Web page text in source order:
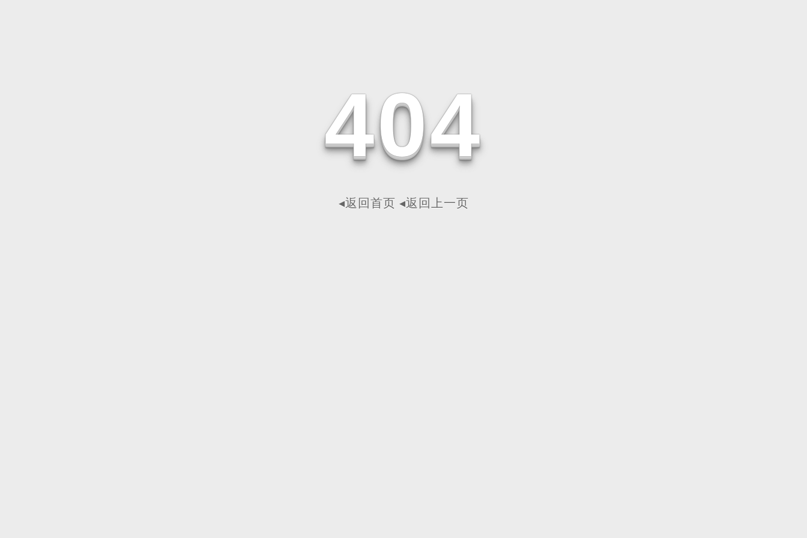
404
◂返回首页 ◂返回上一页